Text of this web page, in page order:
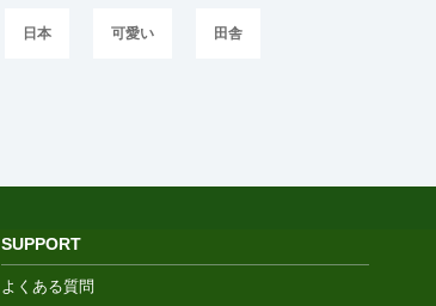
日本 可愛い 田舎
SUPPORT
よくある質問